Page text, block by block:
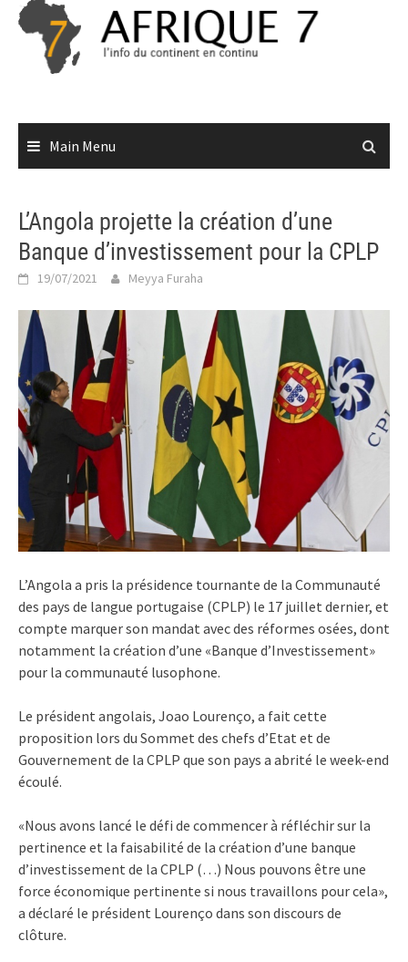
Skip
content
Main Menu
L’Angola projette la création d’une
Banque d’investissement pour la CPLP
19/07/2021 Meyya Furaha
L’Angola a pris la présidence tournante de la Communauté
des pays de langue portugaise (CPLP) le 17 juillet dernier, et
compte marquer son mandat avec des réformes osées, dont
notamment la création d’une «Banque d’Investissement»
pour la communauté lusophone.
Le président angolais, Joao Lourenço, a fait cette
proposition lors du Sommet des chefs d’Etat et de
Gouvernement de la CPLP que son pays a abrité le week-end
écoulé.
«Nous avons lancé le défi de commencer à réfléchir sur la
pertinence et la faisabilité de la création d’une banque
d’investissement de la CPLP (…) Nous pouvons être une
force économique pertinente si nous travaillons pour cela»,
a déclaré le président Lourenço dans son discours de
clôture.